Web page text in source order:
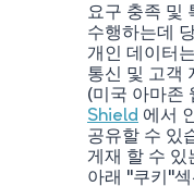
요구 충족 및
수행하는데
개인 데이터
통신 및 고객
(미국 아마존
Shield 에서
공유할 수 있
게재 할 수
아래 "쿠키"